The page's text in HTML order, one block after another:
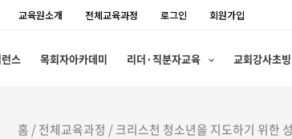
교육원소개 전체교육과정 로그인 회원가입
스 목회자아카데미 리더·직분자교육 교회강사초빙
홈 /전체교육과정 / 크리스천 청소년을 지도하기 위한